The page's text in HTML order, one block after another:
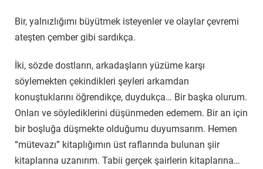
Bir, yalnızlığımı büyütmek isteyenler ve olaylar çevremi
ateşten çember gibi sardıkça.
İki, sözde dostların, arkadaşların yüzüme karşı
söylemekten çekindikleri şeyleri arkamdan
konuştuklarını öğrendikçe, duydukça… Bir başka olurum.
Onları ve söylediklerini düşünmeden edemem. Bir an için
bir boşluğa düşmekte olduğumu duyumsarım. Hemen
“mütevazı” kitaplığımın üst raflarında bulunan şiir
kitaplarına uzanırım. Tabii gerçek şairlerin kitaplarına…